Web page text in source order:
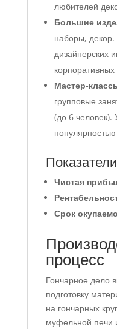
любителей
Большие
наборы,
дизайнерских
Мастер-
групповые
(до 6 человек).
Чистая
Срок
процесс
Гончарное дело
подготовку
на гончарных
муфельной печи